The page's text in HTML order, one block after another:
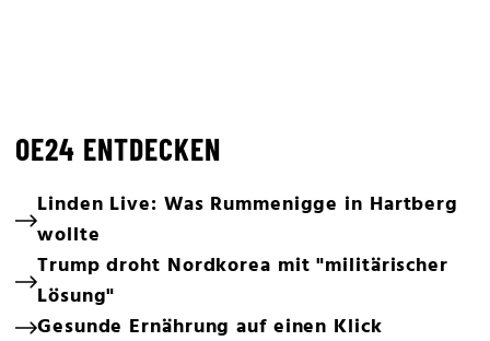
OE24 ENTDECKEN
Linden Live: Was Rummenigge in Hartberg
wollte
Trump droht Nordkorea mit "militärischer
Lösung"
Gesunde Ernährung auf einen Klick